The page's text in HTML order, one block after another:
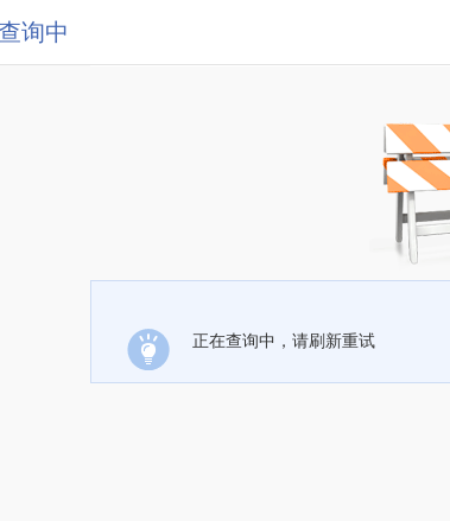
询中
正在查询中，请刷新重试